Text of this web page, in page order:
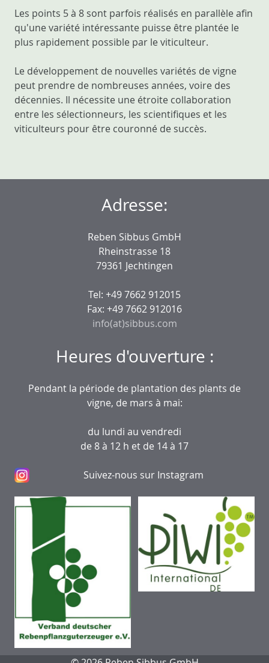
Les points 5 à 8 sont parfois réalisés en parallèle afin
qu'une variété intéressante puisse être plantée le
plus rapidement possible par le viticulteur.
Le développement de nouvelles variétés de vigne
peut prendre de nombreuses années, voire des
décennies. Il nécessite une étroite collaboration
entre les sélectionneurs, les scientifiques et les
viticulteurs pour être couronné de succès.
Adresse:
Reben Sibbus GmbH
Rheinstrasse 18
79361 Jechtingen
Tel: +49 7662 912015
Fax: +49 7662 912016
info(at)sibbus.com
Heures d'ouverture :
Pendant la période de plantation des plants de
vigne, de mars à mai:
du lundi au vendredi
de 8 à 12 h et de 14 à 17
Suivez-nous sur Instagram